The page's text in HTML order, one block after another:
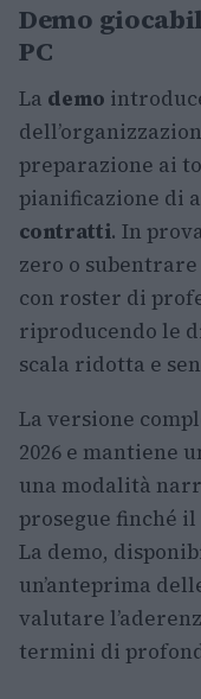
Demo
PC
La demo
preparazione ai
pianificazione di
contratti. In
zero o
con roster di
riproducendo le
scala ridotta e
La versione
2026 e mantiene
una modalità
prosegue finché
La demo,
un’anteprima
valutare
termini di